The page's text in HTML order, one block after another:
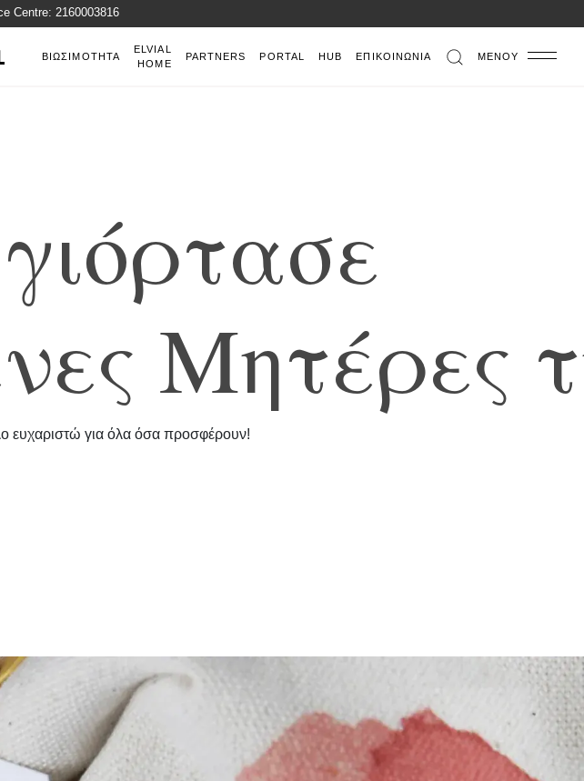
Centre: 2160003816
GR
ΒΙΩΣΙΜΟΤΗΤΑ
ELVIAL
HOME
PARTNERS PORTAL HUB ΕΠΙΚΟΙΝΩΝΊΑ ΜΕΝΟΎ
γιόρτασε
νες Μητέρες τ
ευχαριστώ για όλα όσα προσφέρουν!